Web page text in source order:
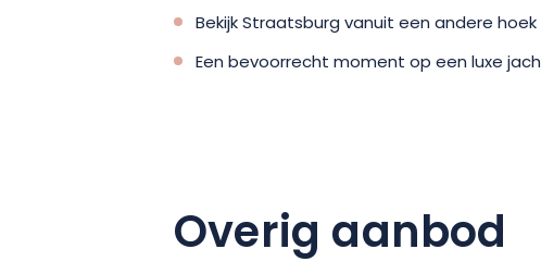
Bekijk Straatsburg vanuit een andere hoek
Een bevoorrecht moment op een luxe
Overig aanbod